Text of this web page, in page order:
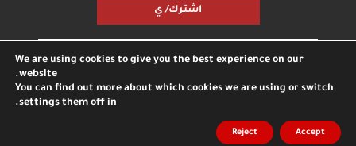
اشترك/ ي
مكتبة أريجبودكاست أريجاتصل بناشارك معنا
الخصوصية
انترناشونال
We are using cookies to give you the best experience on our
website.
You can find out more about which cookies we are using or switch
them off in
settings
.
Accept
Reject